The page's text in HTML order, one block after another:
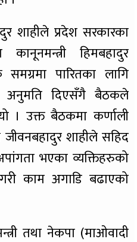
शाहीले प्रदेश सरकारका
हिमबहादुर
पारितका लागि
अनुमति दिएसँगै बैठकले
। उक्त बैठकमा कर्णाली
जीवनबहादुर शाहीले सहिद
भएका व्यक्तिहरुको
काम अगाडि बढाएको
तथा नेकपा (माओवादी